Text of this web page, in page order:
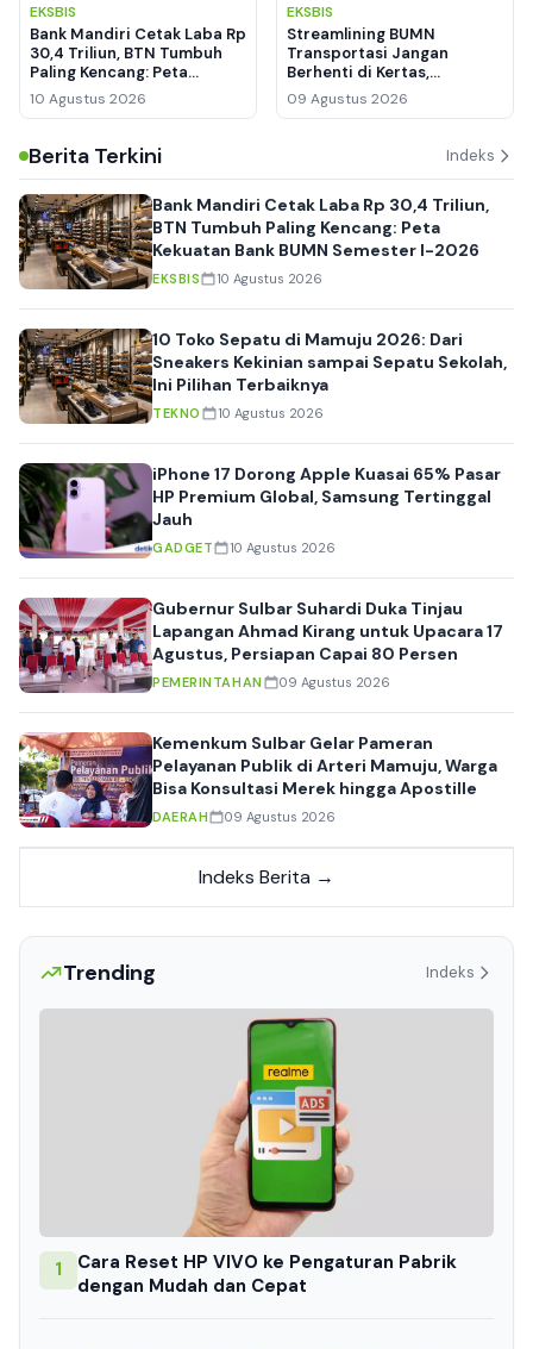
EKSBIS
Bank Mandiri Cetak Laba Rp
30,4 Triliun, BTN Tumbuh
Paling Kencang: Peta
Kekuatan Bank BUMN
Semester I-2026
10 Agustus 2026
EKSBIS
Streamlining BUMN
Transportasi Jangan
Berhenti di Kertas,
Pengamat: Kinerja
Keuangan dan Kepuasan
09 Agustus 2026
Berita Terkini Indeks
Bank Mandiri Cetak Laba Rp 30,4 Triliun,
BTN Tumbuh Paling Kencang: Peta
Kekuatan Bank BUMN Semester I-2026
EKSBIS 10 Agustus 2026
10 Toko Sepatu di Mamuju 2026: Dari
Sneakers Kekinian sampai Sepatu Sekolah,
Ini Pilihan Terbaiknya
TEKNO 10 Agustus 2026
iPhone 17 Dorong Apple Kuasai 65% Pasar
HP Premium Global, Samsung Tertinggal
Jauh
GADGET 10 Agustus 2026
Gubernur Sulbar Suhardi Duka Tinjau
Lapangan Ahmad Kirang untuk Upacara 17
Agustus, Persiapan Capai 80 Persen
PEMERINTAHAN 09 Agustus 2026
Kemenkum Sulbar Gelar Pameran
Pelayanan Publik di Arteri Mamuju, Warga
Bisa Konsultasi Merek hingga Apostille
DAERAH 09 Agustus 2026
Indeks Berita →
Trending Indeks
1
Cara Reset HP VIVO ke Pengaturan Pabrik
dengan Mudah dan Cepat